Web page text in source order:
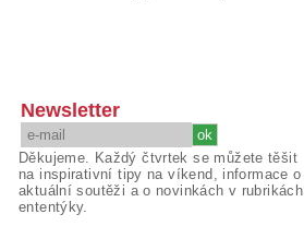
Newsletter
Děkujeme. Každý čtvrtek se můžete těšit
na inspirativní tipy na víkend, informace o
aktuální soutěži a o novinkách v rubrikách
ententýky.